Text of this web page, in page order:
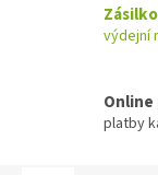
výdejní
platby